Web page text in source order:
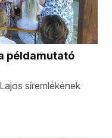
példamutató
síremlékének